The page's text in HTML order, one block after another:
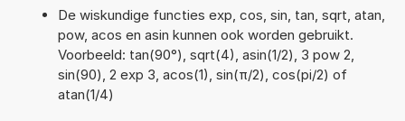
De wiskundige functies exp, cos, sin, tan, sqrt, atan,
pow, acos en asin kunnen ook worden gebruikt.
Voorbeeld: tan(90°), sqrt(4), asin(1/2), 3 pow 2,
sin(90), 2 exp 3, acos(1), sin(π/2), cos(pi/2) of
atan(1/4)